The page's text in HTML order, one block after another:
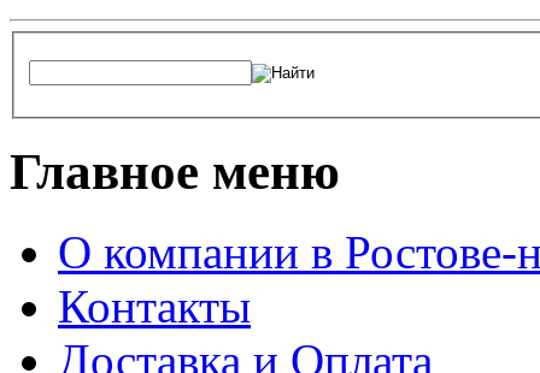
Главное меню
О компании в Ростове-
Контакты
Доставка и Оплата